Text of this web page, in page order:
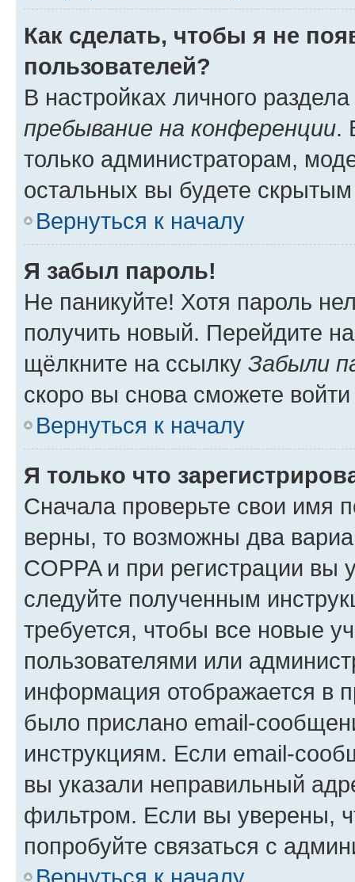
Как сделать, чтобы я не
пользователей?
В настройках личного
пребывание на конференции.
только администраторам,
остальных вы будете
Вернуться к началу
Я забыл пароль!
Не паникуйте! Хотя пароль
получить новый. Перейдите
щёлкните на ссылку Забыли
скоро вы снова сможете
Вернуться к началу
Я только что
Сначала проверьте свои имя
верны, то возможны два
COPPA и при регистрации вы
следуйте полученным
требуется, чтобы все новые
пользователями или
информация отображается в
было прислано email-
инструкциям. Если email-
вы указали неправильный
фильтром. Если вы уверены,
попробуйте связаться с
Вернуться к началу